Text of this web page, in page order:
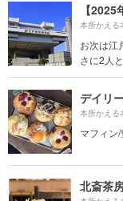
【
本所かえる
お次は江
さに2人
デイリ
本所かえる
マフィン
北斎茶